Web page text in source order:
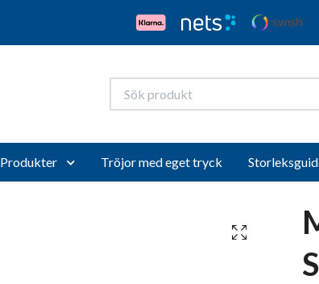
Produkter Tröjor med eget tryck